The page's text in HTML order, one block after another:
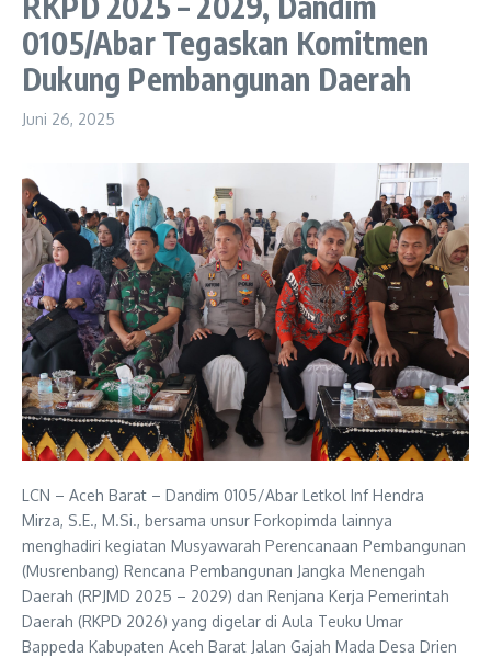
0105/Abar Tegaskan Komitmen
Dukung Pembangunan Daerah
Juni 26, 2025
LCN – Aceh Barat – Dandim 0105/Abar Letkol Inf Hendra
Mirza, S.E., M.Si., bersama unsur Forkopimda lainnya
menghadiri kegiatan Musyawarah Perencanaan Pembangunan
(Musrenbang) Rencana Pembangunan Jangka Menengah
Daerah (RPJMD 2025 – 2029) dan Renjana Kerja Pemerintah
Daerah (RKPD 2026) yang digelar di Aula Teuku Umar
Bappeda Kabupaten Aceh Barat Jalan Gajah Mada Desa Drien